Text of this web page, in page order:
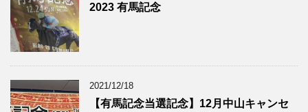
2023 有馬記念
2021/12/18
【有馬記念当選記念】12月中山キャンセ